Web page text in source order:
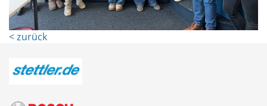
< zurück